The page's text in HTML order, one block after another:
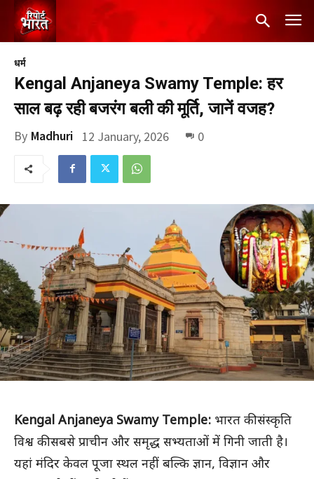
धर्म
Kengal Anjaneya Swamy Temple: हर
साल बढ़ रही बजरंग बली की मूर्ति, जानें वजह?
By Madhuri 12 January, 2026 0
Kengal Anjaneya Swamy Temple: भारत की संस्कृति
विश्व की सबसे प्राचीन और समृद्ध सभ्यताओं में गिनी जाती है।
यहां मंदिर केवल पूजा स्थल नहीं बल्कि ज्ञान, विज्ञान और